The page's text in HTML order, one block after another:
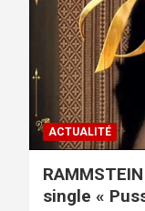
ACTUALITÉ
single «